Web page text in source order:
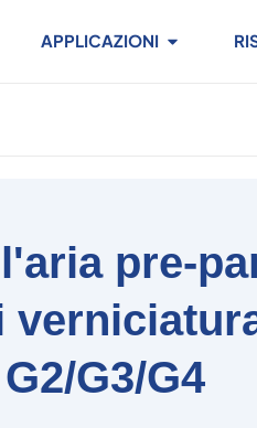
APPLICAZIONI
pre-
G3/G4